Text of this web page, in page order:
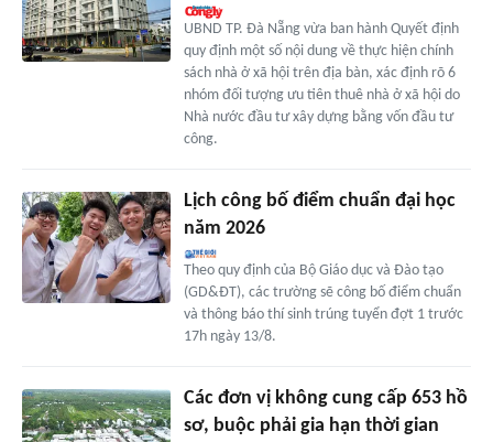
UBND TP. Đà Nẵng vừa ban hành Quyết định
quy định một số nội dung về thực hiện chính
sách nhà ở xã hội trên địa bàn, xác định rõ 6
nhóm đối tượng ưu tiên thuê nhà ở xã hội do
Nhà nước đầu tư xây dựng bằng vốn đầu tư
công.
Lịch công bố điểm chuẩn đại học
năm 2026
Theo quy định của Bộ Giáo dục và Đào tạo
(GD&ĐT), các trường sẽ công bố điểm chuẩn
và thông báo thí sinh trúng tuyển đợt 1 trước
17h ngày 13/8.
Các đơn vị không cung cấp 653 hồ
sơ, buộc phải gia hạn thời gian